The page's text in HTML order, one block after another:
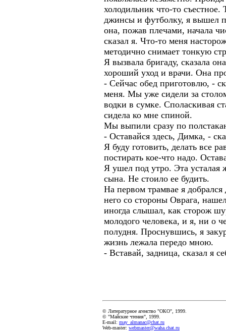
холодильник что-то
джинсы и футболку, я вышел
она, пожав плечами, начала
сказал я. Что-то меня
методично снимает тонкую
Я вызвала бригаду, сказала
хороший уход и врачи. Она
- Сейчас обед приготовлю, -
меня. Мы уже сидели за
водки в сумке. Споласкивая
сидела ко мне спиной.
Мы выпили сразу по
- Оставайся здесь, Димка, -
Я буду готовить, делать все
постирать кое-что надо.
Я ушел под утро. Эта усталая
сына. Не стоило ее будить.
На первом трамвае я добрался
него со стороны Оврага,
иногда слышал, как сторож
молодого человека, и я, ни о
полудня. Проснувшись, я
жизнь лежала передо мною.
- Вставай, задница, сказал я
© Литературное агенство "ОКО", 1999.
© "Майские чтения", 1999.
E-mail: may_almanac@chat.ru
Web-master: webmaster@waha.chat.ru